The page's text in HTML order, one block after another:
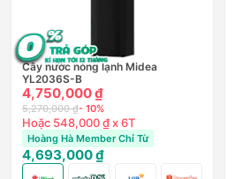
Cây nước nóng lạnh Midea
YL2036S-B
4,750,000 ₫
5,270,000 ₫- 10%
Hoặc 548,000 ₫ x 6T
Hoàng Hà Member Chỉ Từ
4,693,000 ₫